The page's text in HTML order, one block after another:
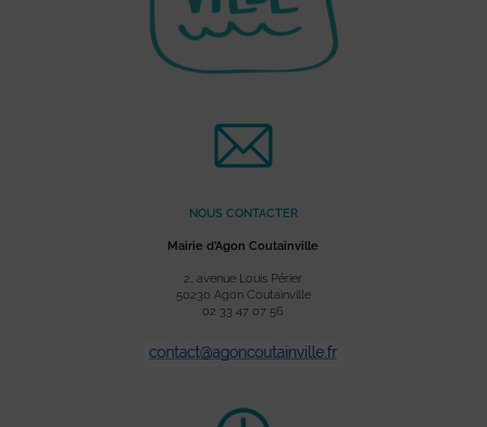
NOUS CONTACTER
Mairie d’Agon Coutainville
2, avenue Louis Périer
50230 Agon Coutainville
02 33 47 07 56